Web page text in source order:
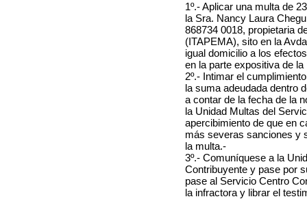
1º.- Aplicar una multa de
la Sra. Nancy Laura
868734 0018, propietaria
(ITAPEMA), sito en la
igual domicilio a los
en la parte expositiva de
2º.- Intimar el
la suma adeudada dentro
a contar de la fecha de la
la Unidad Multas del
apercibimiento de que en
más severas sanciones y
la multa.-
3º.- Comuníquese a la
Contribuyente y pase por
pase al Servicio Centro
la infractora y librar el